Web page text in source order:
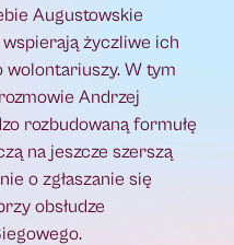
Augustowskie
wspierają życzliwe ich
wolontariuszy. W tym
Andrzej
rozbudowaną formułę
na jeszcze szerszą
o zgłaszanie się
obsłudze